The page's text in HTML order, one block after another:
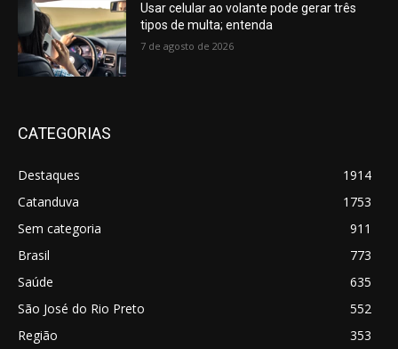
Usar celular ao volante pode gerar três
tipos de multa; entenda
7 de agosto de 2026
CATEGORIAS
Destaques
1914
Catanduva
1753
Sem categoria
911
Brasil
773
Saúde
635
São José do Rio Preto
552
Região
353